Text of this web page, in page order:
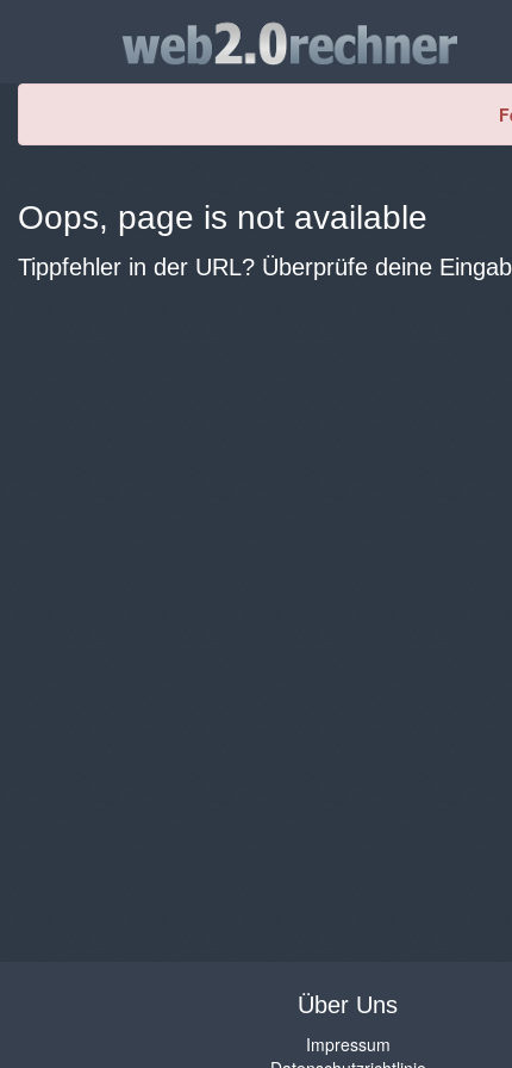
Oops, page is not available
Tippfehler in der URL? Überprüfe deine
Über Uns
Impressum